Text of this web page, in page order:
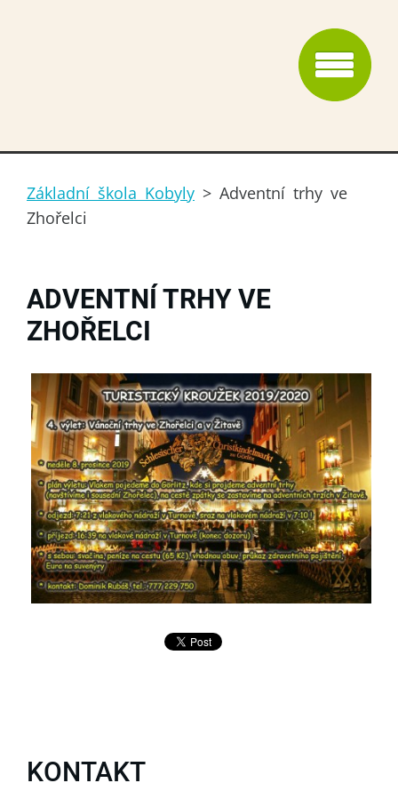
Základní škola Kobyly > Adventní trhy ve
Zhořelci
ADVENTNÍ TRHY VE
ZHOŘELCI
KONTAKT